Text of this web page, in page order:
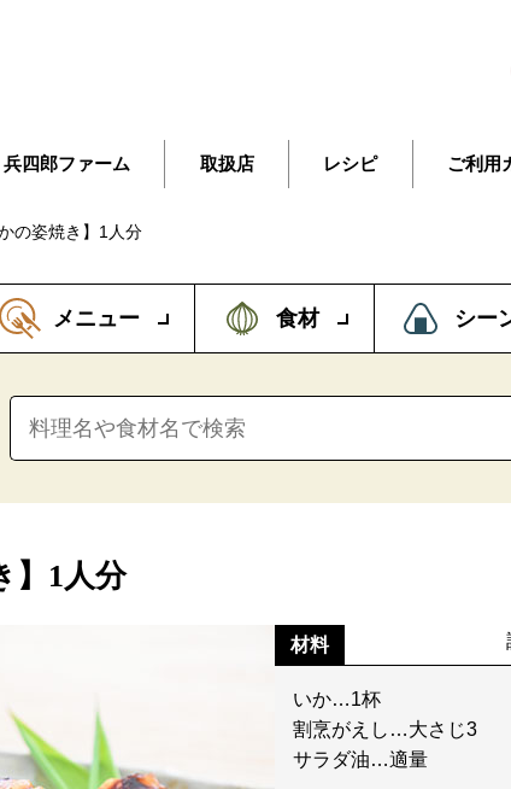
兵四郎ファーム 取扱店 レシピ ご利用
かの姿焼き】1人分
メニュー 食材 シー
】1人分
材料
いか…1杯
割烹がえし…大さじ3
サラダ油…適量